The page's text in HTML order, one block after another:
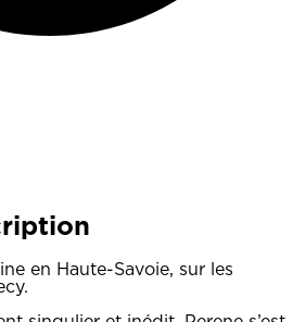
en Haute-Savoie, sur les